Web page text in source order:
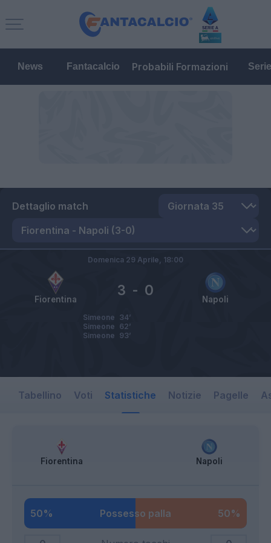
News Fantacalcio Probabili Formazioni
Dettaglio match
Fiorentina Napoli
3 - 0
Domenica 29 Aprile, 18:00
Simeone 34’
Simeone 62’
Simeone 93’
Tabellino Voti Statistiche Notizie Pagelle
Fiorentina Napoli